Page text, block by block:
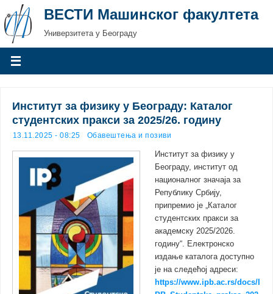
ВЕСТИ Машинског факултета
Универзитета у Београду
Институт за физику у Београду: Каталог
студентских пракси за 2025/26. годину
13.11.2025 - 08:25 Обавештења и позиви
Институт за физику у
Београду, институт од
националног значаја за
Републику Србију,
припремио је „Каталог
студентских пракси за
академску 2025/2026.
годину“. Електронско
издање каталога доступно
је на следећој адреси:
https://www.ipb.ac.rs/docs/I